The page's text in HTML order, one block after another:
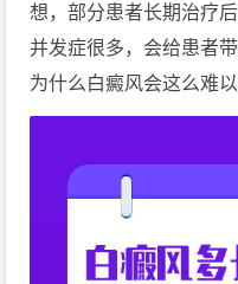
想，部分患者长期治疗
并发症很多，会给患者
为什么白癜风会这么难